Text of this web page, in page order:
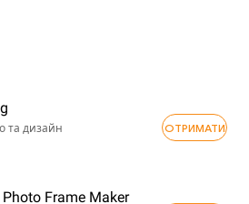
та дизайн ОТРИМАТИ
Frame Maker